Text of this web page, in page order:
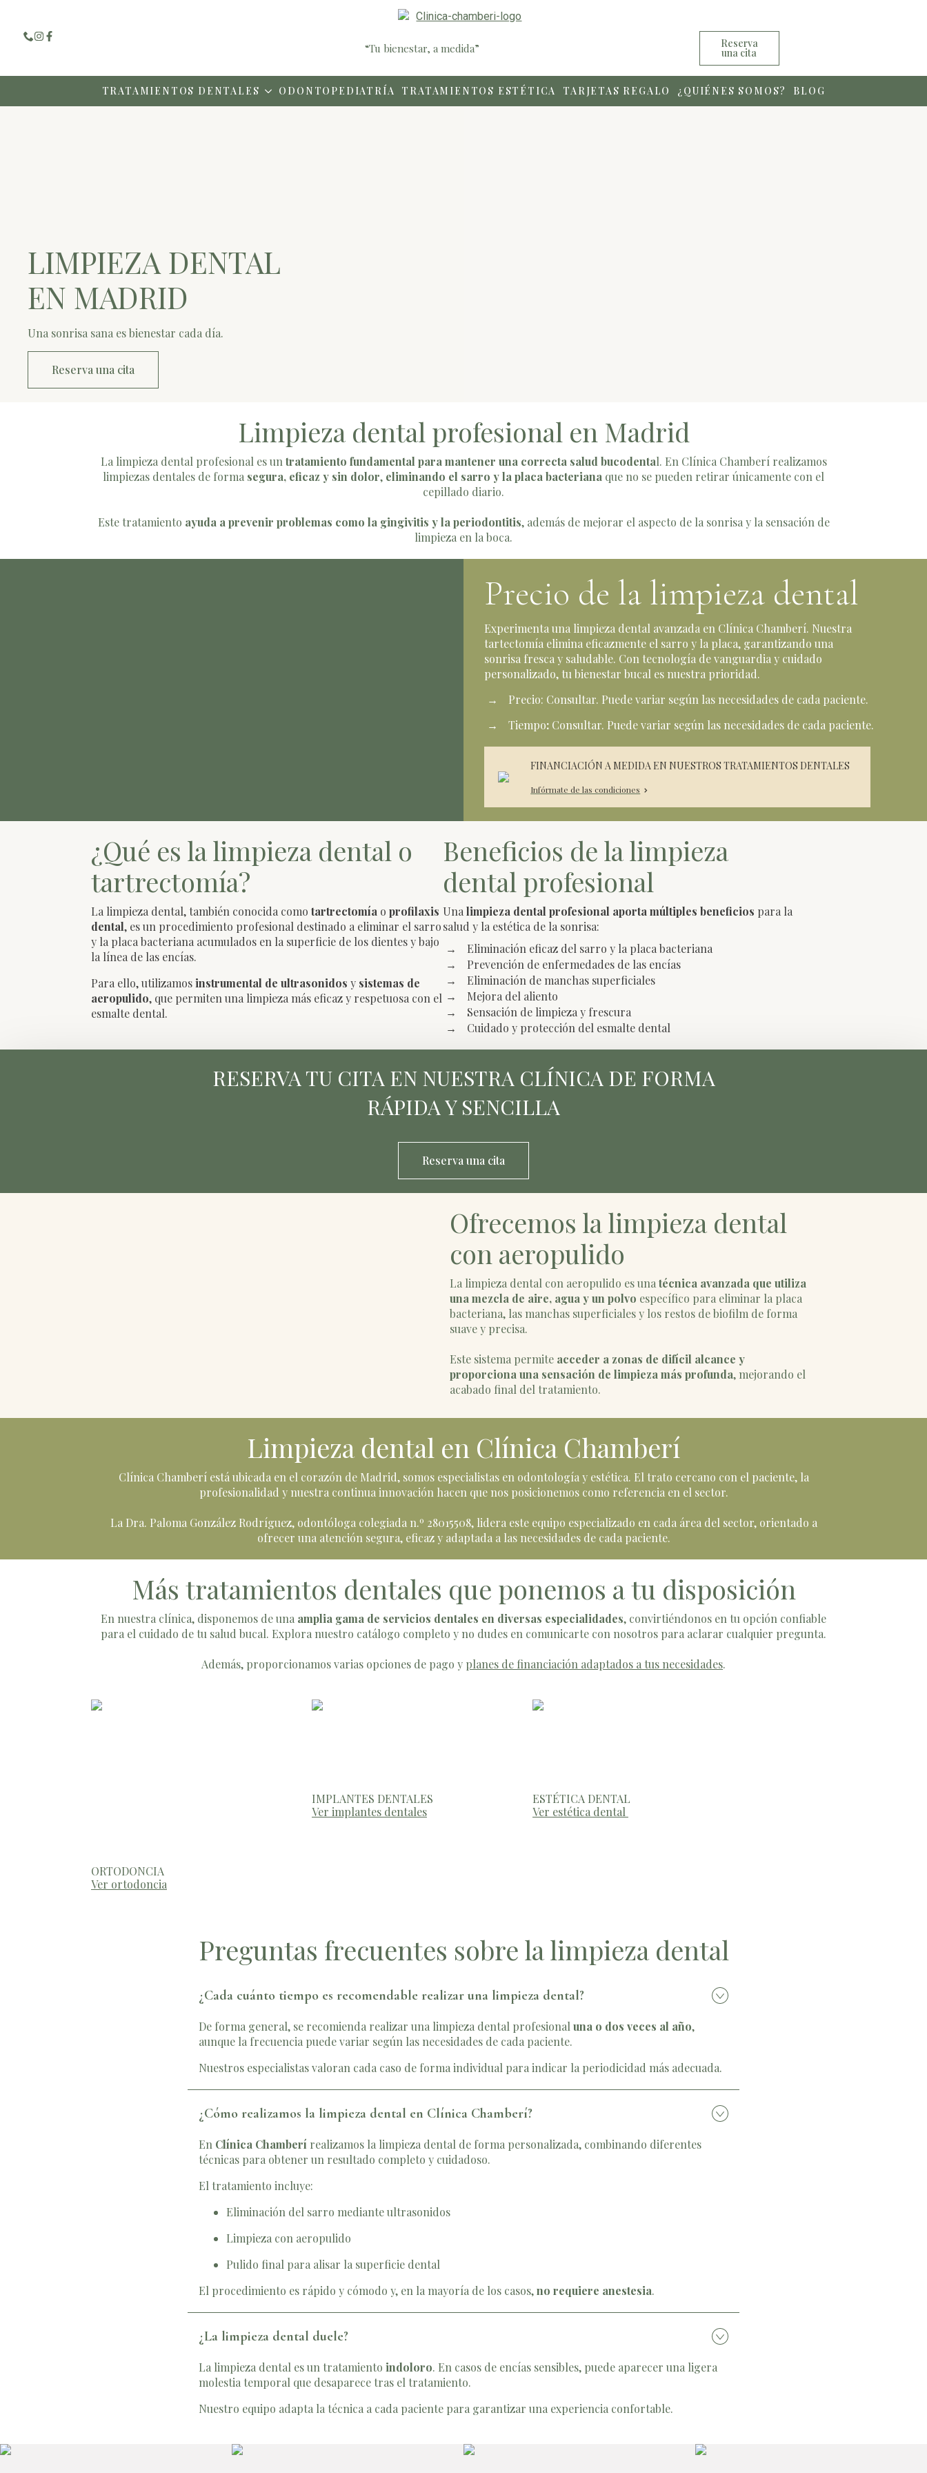
“Tu bienestar, a medida” Reserva
una cita
TRATAMIENTOS DENTALES ODONTOPEDIATRÍA TRATAMIENTOS ESTÉTICA TARJETAS REGALO ¿QUIÉNES SOMOS? BLOG
LIMPIEZA DENTAL
EN MADRID
Una sonrisa sana es bienestar cada día.
Reserva una cita
Limpieza dental profesional en Madrid
La limpieza dental profesional es un tratamiento fundamental para mantener una correcta salud bucodental. En Clínica Chamberí realizamos
limpiezas dentales de forma segura, eficaz y sin dolor, eliminando el sarro y la placa bacteriana que no se pueden retirar únicamente con el
cepillado diario.
Este tratamiento ayuda a prevenir problemas como la gingivitis y la periodontitis, además de mejorar el aspecto de la sonrisa y la sensación de
limpieza en la boca.
Precio de la limpieza dental
Experimenta una limpieza dental avanzada en Clínica Chamberí. Nuestra
tartectomía elimina eficazmente el sarro y la placa, garantizando una
sonrisa fresca y saludable. Con tecnología de vanguardia y cuidado
personalizado, tu bienestar bucal es nuestra prioridad.
Precio: Consultar. Puede variar según las necesidades de cada paciente.
Tiempo: Consultar. Puede variar según las necesidades de cada paciente.
FINANCIACIÓN A MEDIDA EN NUESTROS TRATAMIENTOS DENTALES
Infórmate de las condiciones
¿Qué es la limpieza dental o
tartrectomía?
La limpieza dental, también conocida como tartrectomía o profilaxis
dental, es un procedimiento profesional destinado a eliminar el sarro
y la placa bacteriana acumulados en la superficie de los dientes y bajo
la línea de las encías.
Para ello, utilizamosinstrumental de ultrasonidos y sistemas de
aeropulido, que permiten una limpieza más eficaz y respetuosa con el
esmalte dental.
Beneficios de la limpieza
dental profesional
Una limpieza dental profesional aporta múltiples beneficios para la
salud y la estética de la sonrisa:
Eliminación eficaz del sarro y la placa bacteriana
Prevención de enfermedades de las encías
Eliminación de manchas superficiales
Mejora del aliento
Sensación de limpieza y frescura
Cuidado y protección del esmalte dental
RESERVA TU CITA EN NUESTRA CLÍNICA DE FORMA
RÁPIDA Y SENCILLA
Reserva una cita
Ofrecemos la limpieza dental
con aeropulido
La limpieza dental con aeropulido es una técnica avanzada que utiliza
una mezcla de aire, agua y un polvo específico para eliminar la placa
bacteriana, las manchas superficiales y los restos de biofilm de forma
suave y precisa.
Este sistema permite acceder a zonas de difícil alcance y
proporciona una sensación de limpieza más profunda, mejorando el
acabado final del tratamiento.
Limpieza dental en Clínica Chamberí
Clínica Chamberí está ubicada en el corazón de Madrid, somos especialistas en odontología y estética. El trato cercano con el paciente, la
profesionalidad y nuestra continua innovación hacen que nos posicionemos como referencia en el sector.
La Dra. Paloma González Rodríguez, odontóloga colegiada n.º 28015508, lidera este equipo especializado en cada área del sector, orientado a
ofrecer una atención segura, eficaz y adaptada a las necesidades de cada paciente.
Más tratamientos dentales que ponemos a tu disposición
En nuestra clínica, disponemos de una amplia gama de servicios dentales en diversas especialidades, convirtiéndonos en tu opción confiable
para el cuidado de tu salud bucal. Explora nuestro catálogo completo y no dudes en comunicarte con nosotros para aclarar cualquier pregunta.
Además, proporcionamos varias opciones de pago y planes de financiación adaptados a tus necesidades.
ORTODONCIA
Ver ortodoncia
IMPLANTES DENTALES
Ver implantes dentales
ESTÉTICA DENTAL
Ver estética dental
Preguntas frecuentes sobre la limpieza dental
¿Cada cuánto tiempo es recomendable realizar una limpieza dental?
De forma general, se recomienda realizar una limpieza dental profesional una o dos veces al año,
aunque la frecuencia puede variar según las necesidades de cada paciente.
Nuestros especialistas valoran cada caso de forma individual para indicar la periodicidad más adecuada.
¿Cómo realizamos la limpieza dental en Clínica Chamberí?
En Clínica Chamberí realizamos la limpieza dental de forma personalizada, combinando diferentes
técnicas para obtener un resultado completo y cuidadoso.
El tratamiento incluye:
Eliminación del sarro mediante ultrasonidos
Limpieza con aeropulido
Pulido final para alisar la superficie dental
El procedimiento es rápido y cómodo y, en la mayoría de los casos,no requiere anestesia.
¿La limpieza dental duele?
La limpieza dental es un tratamiento indoloro. En casos de encías sensibles, puede aparecer una ligera
molestia temporal que desaparece tras el tratamiento.
Nuestro equipo adapta la técnica a cada paciente para garantizar una experiencia confortable.